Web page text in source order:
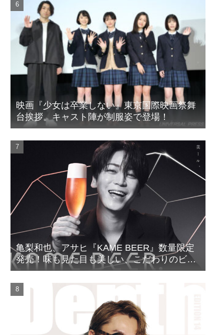
映画『少女は卒業しない』東京国際映画祭舞
台挨拶。キャスト陣が制服姿で登場！
亀梨和也、アサヒ『KAME BEER』数量限定
発売！味も見た目も美しい、こだわりのビー
ルがついに完成